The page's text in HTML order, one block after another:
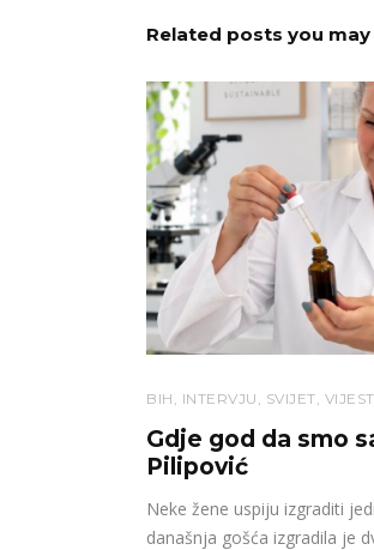
Related posts you
BIH INTERVJU SVIJET
Gdje god da smo
Pilipović
Neke žene uspiju izgraditi
današnja gošća izgradila je